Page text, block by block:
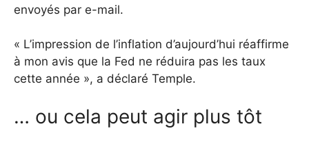
envoyés par e-mail.
« L’impression de l’inflation d’aujourd’hui réaffirme
à mon avis que la Fed ne réduira pas les taux
cette année », a déclaré Temple.
… ou cela peut agir plus tôt